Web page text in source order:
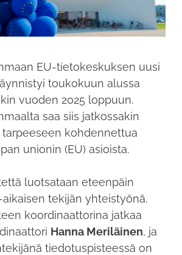
EU-tietokeskuksen uusi
toukokuun alussa
vuoden 2025 loppuun.
saa siis jatkossakin
kohdennettua
unionin (EU) asioista.
luotsataan eteenpäin
tekijän yhteistyönä.
koordinaattorina jatkaa
Hanna Meriläinen, ja
tiedotuspisteessä on